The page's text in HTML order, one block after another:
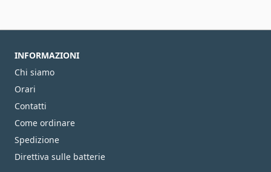
INFORMAZIONI
Chi siamo
Orari
Contatti
Come ordinare
Spedizione
Direttiva sulle batterie